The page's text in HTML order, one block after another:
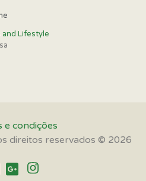
Lifestyle
e condições
direitos reservados © 2026